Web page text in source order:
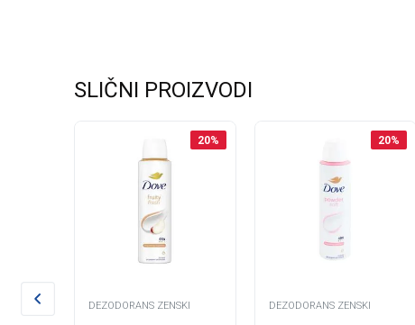
SLIČNI PROIZVODI
20%
DEZODORANS ZENSKI
20%
DEZODORANS ZENSKI